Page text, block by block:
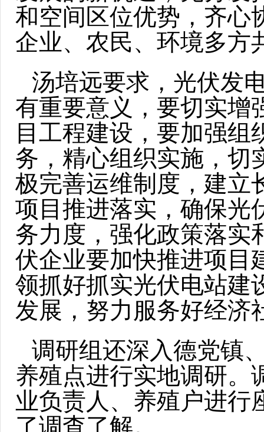
和空间区位优势，齐心
企业、农民、环境多方
汤培远要求，光伏发
有重要意义，要切实增
目工程建设，要加强
务，精心组织实施，切
极完善运维制度，建立
项目推进落实，确保光
务力度，强化政策落实
伏企业要加快推进项目
领抓好抓实光伏电站建
发展，努力服务好经济
调研组还深入德党镇
养殖点进行实地调研。
业负责人、养殖户进行
了调查了解。